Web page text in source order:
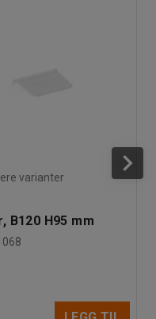
varianter
B120 H95 mm